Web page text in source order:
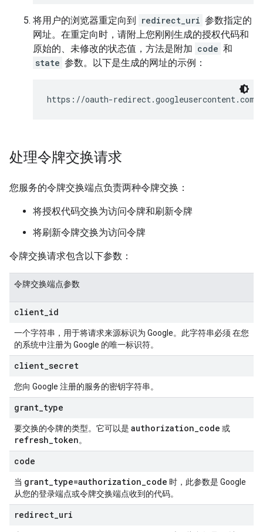
将用户的浏览器重定向到 redirect_uri 参数指定的
网址。在重定向时，请附上您刚刚生成的授权代码和
原始的、未修改的状态值，方法是附加 code 和
state 参数。以下是生成的网址的示例：
https://oauth-
处理令牌交换请求
您服务的令牌交换端点负责两种令牌交换：
将授权代码交换为访问令牌和刷新令牌
将刷新令牌交换为访问令牌
令牌交换请求包含以下参数：
令牌交换端点参数
client id
一个字符串，用于将请求来源标识为 Google。此字符串必须 在您
的系统中注册为 Google 的唯一标识符。
client secret
您向 Google 注册的服务的密钥字符串。
grant type
要交换的令牌的类型。它可以是 authorization_code 或
refresh_token。
code
当 grant_type=authorization_code 时，此参数是 Google
从您的登录端点或令牌交换端点收到的代码。
redirect uri